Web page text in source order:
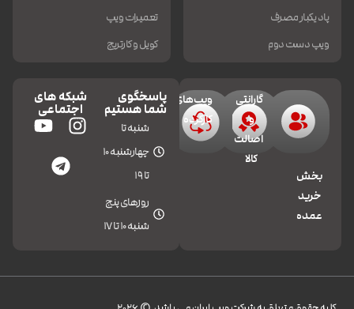
پاد یکبار مصرف
ویپ دست دوم
تعمیرات ویپ
کویل و کارتریج
بخش
خرید
عمده
گارانتی
و
اصالت
کالا
ویپ‌های
کارکرده
پاسخگوی
شما هستیم
شنبه تا
چهارشنبه 10
تا 19
روزهای پنج
شنبه 10 تا 17
شبکه های
اجتماعی